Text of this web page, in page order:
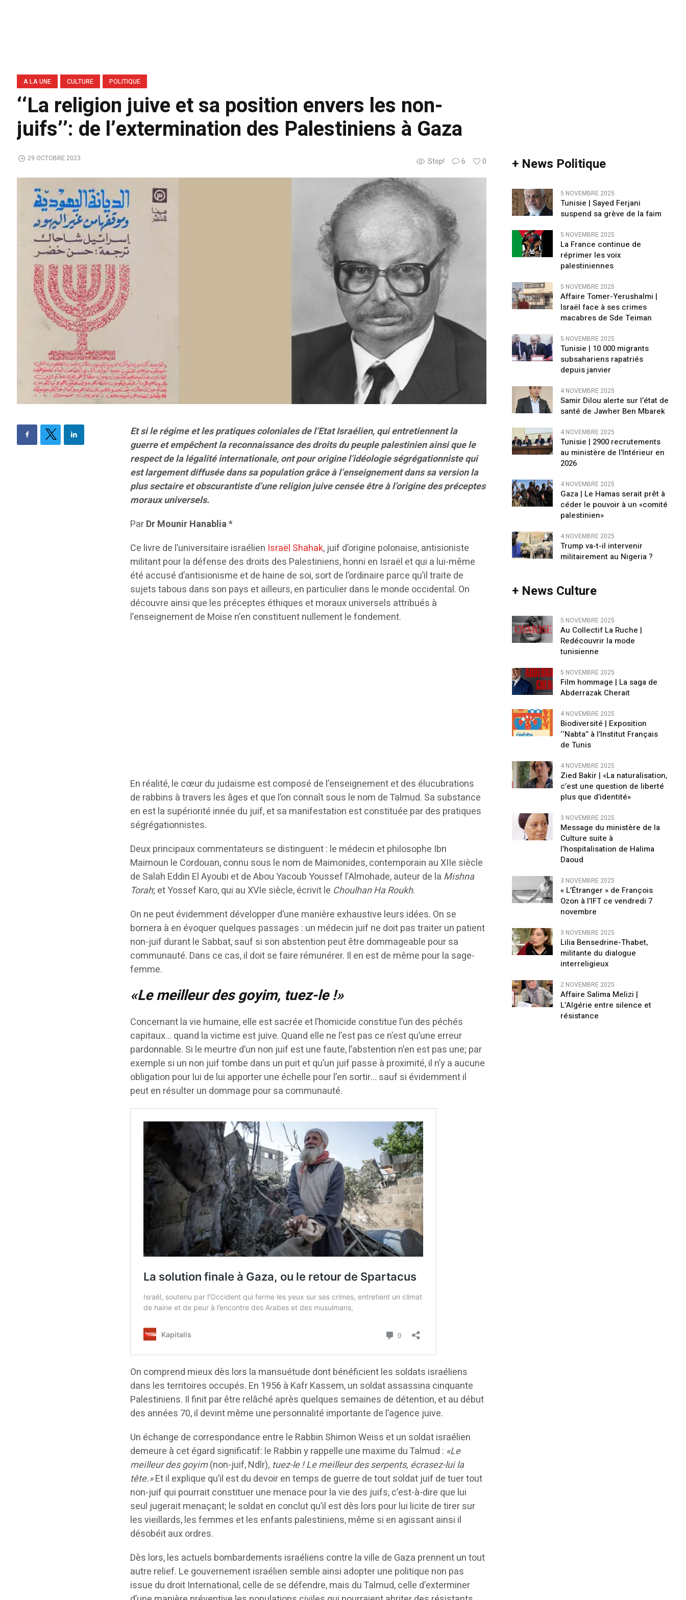
A LA UNE CULTURE POLITIQUE
‘‘La religion juive et sa position envers les non-
juifs’’: de l’extermination des Palestiniens à Gaza
Stop! 6 0
29 OCTOBRE 2023
Et si le régime et les pratiques coloniales de l’Etat Israélien, qui entretiennent la
guerre et empêchent la reconnaissance des droits du peuple palestinien ainsi que le
respect de la légalité internationale, ont pour origine l’idéologie ségrégationniste qui
est largement diffusée dans sa population grâce à l’enseignement dans sa version la
plus sectaire et obscurantiste d’une religion juive censée être à l’origine des préceptes
moraux universels.
ParDr Mounir Hanablia*
Ce livre de l’universitaire israélien Israël Shahak, juif d’origine polonaise, antisioniste
militant pour la défense des droits des Palestiniens, honni en Israël et qui a lui-même
été accusé d’antisionisme et de haine de soi, sort de l’ordinaire parce qu’il traite de
sujets tabous dans son pays et ailleurs, en particulier dans le monde occidental. On
découvre ainsi que les préceptes éthiques et moraux universels attribués à
l’enseignement de Moïse n’en constituent nullement le fondement.
En réalité, le cœur du judaïsme est composé de l’enseignement et des élucubrations
de rabbins à travers les âges et que l’on connaît sous le nom de Talmud. Sa substance
en est la supériorité innée du juif, et sa manifestation est constituée par des pratiques
ségrégationnistes.
Deux principaux commentateurs se distinguent : le médecin et philosophe Ibn
Maimoun le Cordouan, connu sous le nom de Maimonides, contemporain au XIIe siècle
de Salah Eddin El Ayoubi et de Abou Yacoub Youssef l’Almohade, auteur de la Mishna
Torah; et Yossef Karo, qui au XVIe siècle, écrivit le Choulhan Ha Roukh.
On ne peut évidemment développer d’une manière exhaustive leurs idées. On se
bornera à en évoquer quelques passages : un médecin juif ne doit pas traiter un patient
non-juif durant le Sabbat, sauf si son abstention peut être dommageable pour sa
communauté. Dans ce cas, il doit se faire rémunérer. Il en est de même pour la sage-
femme.
«Le meilleur des goyim, tuez-le !»
Concernant la vie humaine, elle est sacrée et l’homicide constitue l’un des péchés
capitaux… quand la victime est juive. Quand elle ne l’est pas ce n’est qu’une erreur
pardonnable. Si le meurtre d’un non juif est une faute, l’abstention n’en est pas une; par
exemple si un non juif tombe dans un puit et qu’un juif passe à proximité, il n’y a aucune
obligation pour lui de lui apporter une échelle pour l’en sortir… sauf si évidemment il
peut en résulter un dommage pour sa communauté.
On comprend mieux dès lors la mansuétude dont bénéficient les soldats israéliens
dans les territoires occupés. En 1956 à Kafr Kassem, un soldat assassina cinquante
Palestiniens. Il finit par être relâché après quelques semaines de détention, et au début
des années 70, il devint même une personnalité importante de l’agence juive.
Un échange de correspondance entre le Rabbin Shimon Weiss et un soldat israélien
demeure à cet égard significatif: le Rabbin y rappelle une maxime du Talmud : «Le
meilleur des goyim(non-juif, Ndlr), tuez-le ! Le meilleur des serpents, écrasez-lui la
tête.»Et il explique qu’il est du devoir en temps de guerre de tout soldat juif de tuer tout
non-juif qui pourrait constituer une menace pour la vie des juifs, c’est-à-dire que lui
seul jugerait menaçant; le soldat en conclut qu’il est dès lors pour lui licite de tirer sur
les vieillards, les femmes et les enfants palestiniens, même si en agissant ainsi il
désobéit aux ordres.
Dès lors, les actuels bombardements israéliens contre la ville de Gaza prennent un tout
autre relief. Le gouvernement israélien semble ainsi adopter une politique non pas
issue du droit International, celle de se défendre, mais du Talmud, celle d’exterminer
+ News Politique
5 NOVEMBRE 2025
Tunisie | Sayed Ferjani
suspend sa grève de la faim
5 NOVEMBRE 2025
La France continue de
réprimer les voix
palestiniennes
5 NOVEMBRE 2025
Affaire Tomer-Yerushalmi |
Israël face à ses crimes
macabres de Sde Teiman
5 NOVEMBRE 2025
Tunisie | 10 000 migrants
subsahariens rapatriés
depuis janvier
4 NOVEMBRE 2025
Samir Dilou alerte sur l’état de
santé de Jawher Ben Mbarek
4 NOVEMBRE 2025
Tunisie | 2900 recrutements
au ministère de l’Intérieur en
2026
4 NOVEMBRE 2025
Gaza | Le Hamas serait prêt à
céder le pouvoir à un «comité
palestinien»
4 NOVEMBRE 2025
Trump va-t-il intervenir
militairement au Nigeria ?
+ News Culture
5 NOVEMBRE 2025
Au Collectif La Ruche |
Redécouvrir la mode
tunisienne
5 NOVEMBRE 2025
Film hommage | La saga de
Abderrazak Cherait
4 NOVEMBRE 2025
Biodiversité | Exposition
‘‘Nabta’’ à l’Institut Français
de Tunis
4 NOVEMBRE 2025
Zied Bakir | «La naturalisation,
c’est une question de liberté
plus que d’identité»
3 NOVEMBRE 2025
Message du ministère de la
Culture suite à
l’hospitalisation de Halima
Daoud
3 NOVEMBRE 2025
« L’Étranger » de François
Ozon à l’IFT ce vendredi 7
novembre
3 NOVEMBRE 2025
Lilia Bensedrine-Thabet,
militante du dialogue
interreligieux
2 NOVEMBRE 2025
Affaire Salima Melizi |
L’Algérie entre silence et
résistance